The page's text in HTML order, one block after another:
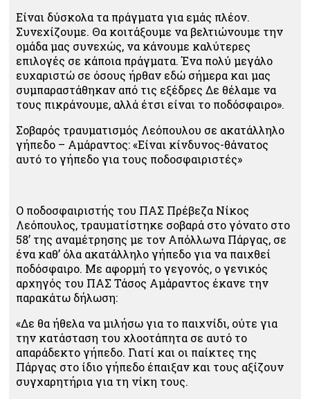
Είναι δύσκολα τα πράγματα για εμάς πλέον.
Συνεχίζουμε. Θα κοιτάξουμε να βελτιώνουμε την
ομάδα μας συνεχώς, να κάνουμε καλύτερες
επιλογές σε κάποια πράγματα. Ένα πολύ μεγάλο
ευχαριστώ σε όσους ήρθαν εδώ σήμερα και μας
συμπαραστάθηκαν από τις εξέδρες Δε θέλαμε να
τους πικράνουμε, αλλά έτσι είναι το ποδόσφαιρο».
Σοβαρός τραυματισμός Λεόπουλου σε ακατάλληλο
γήπεδο – Αμάραντος: «Είναι κίνδυνος-θάνατος
αυτό το γήπεδο για τους ποδοσφαιριστές»
Ο ποδοσφαιριστής του ΠΑΣ Πρέβεζα Νίκος
Λεόπουλος, τραυματίστηκε σοβαρά στο γόνατο στο
58’ της αναμέτρησης με τον Απόλλωνα Πάργας, σε
ένα καθ’ όλα ακατάλληλο γήπεδο για να παιχθεί
ποδόσφαιρο. Με αφορμή το γεγονός, ο γενικός
αρχηγός του ΠΑΣ Τάσος Αμάραντος έκανε την
παρακάτω δήλωση:
«Δε θα ήθελα να μιλήσω για το παιχνίδι, ούτε για
την κατάσταση του χλοοτάπητα σε αυτό το
απαράδεκτο γήπεδο. Γιατί και οι παίκτες της
Πάργας στο ίδιο γήπεδο έπαιξαν και τους αξίζουν
συγχαρητήρια για τη νίκη τους.